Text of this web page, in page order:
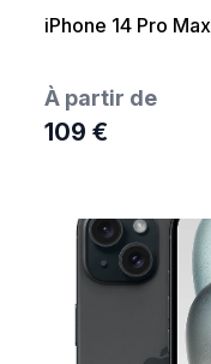
iPhone 14 Pro Max
À partir de
109 €